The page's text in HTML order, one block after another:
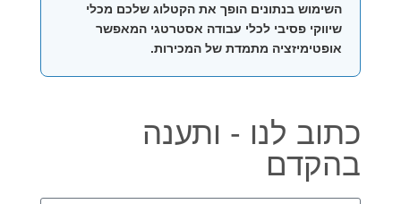
השימוש בנתונים הופך את הקטלוג שלכם מכלי
שיווקי פסיבי לכלי עבודה אסטרטגי המאפשר
אופטימיזציה מתמדת של המכירות.
כתוב לנו - ותענה
בהקדם